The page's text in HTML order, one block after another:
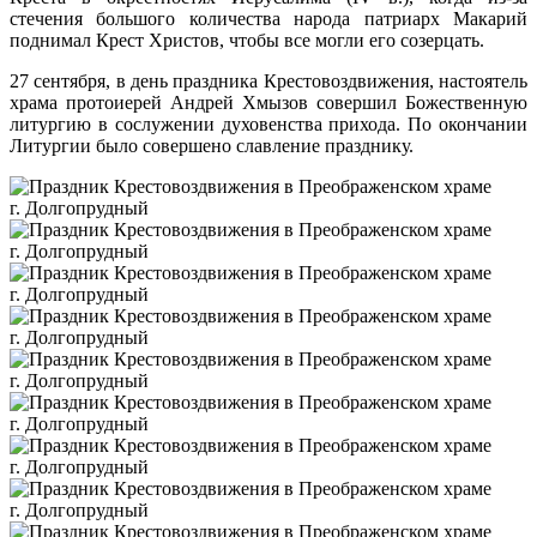
стечения большого количества народа патриарх Макарий
поднимал Крест Христов, чтобы все могли его созерцать.
27 сентября, в день праздника Крестовоздвижения, настоятель
храма протоиерей Андрей Хмызов совершил Божественную
литургию в сослужении духовенства прихода. По окончании
Литургии было совершено славление празднику.